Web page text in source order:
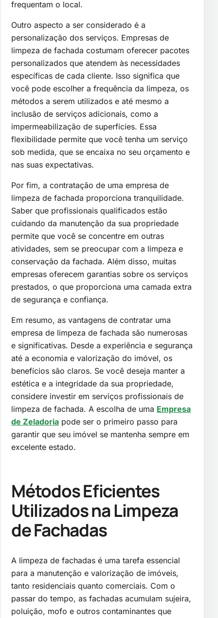
frequentam o local.
Outro aspecto a ser considerado é a
personalização dos serviços. Empresas de
limpeza de fachada costumam oferecer pacotes
personalizados que atendem às necessidades
específicas de cada cliente. Isso significa que
você pode escolher a frequência da limpeza, os
métodos a serem utilizados e até mesmo a
inclusão de serviços adicionais, como a
impermeabilização de superfícies. Essa
flexibilidade permite que você tenha um serviço
sob medida, que se encaixa no seu orçamento e
nas suas expectativas.
Por fim, a contratação de uma empresa de
limpeza de fachada proporciona tranquilidade.
Saber que profissionais qualificados estão
cuidando da manutenção da sua propriedade
permite que você se concentre em outras
atividades, sem se preocupar com a limpeza e
conservação da fachada. Além disso, muitas
empresas oferecem garantias sobre os serviços
prestados, o que proporciona uma camada extra
de segurança e confiança.
Em resumo, as vantagens de contratar uma
empresa de limpeza de fachada são numerosas
e significativas. Desde a experiência e segurança
até a economia e valorização do imóvel, os
benefícios são claros. Se você deseja manter a
estética e a integridade da sua propriedade,
considere investir em serviços profissionais de
limpeza de fachada. A escolha de uma Empresa
de Zeladoria pode ser o primeiro passo para
garantir que seu imóvel se mantenha sempre em
excelente estado.
Métodos Eficientes
Utilizados na Limpeza
de Fachadas
A limpeza de fachadas é uma tarefa essencial
para a manutenção e valorização de imóveis,
tanto residenciais quanto comerciais. Com o
passar do tempo, as fachadas acumulam sujeira,
poluição, mofo e outros contaminantes que